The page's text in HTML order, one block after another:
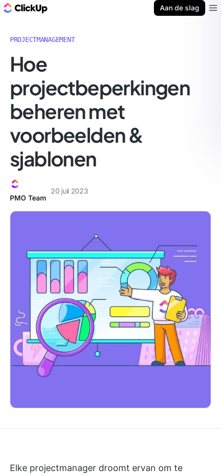
Aan de slag
PROJECTMANAGEMENT
Hoe
projectbeperkingen
beheren met
voorbeelden &
sjablonen
PMO Team
20 juli 2023
Elke projectmanager droomt ervan om te